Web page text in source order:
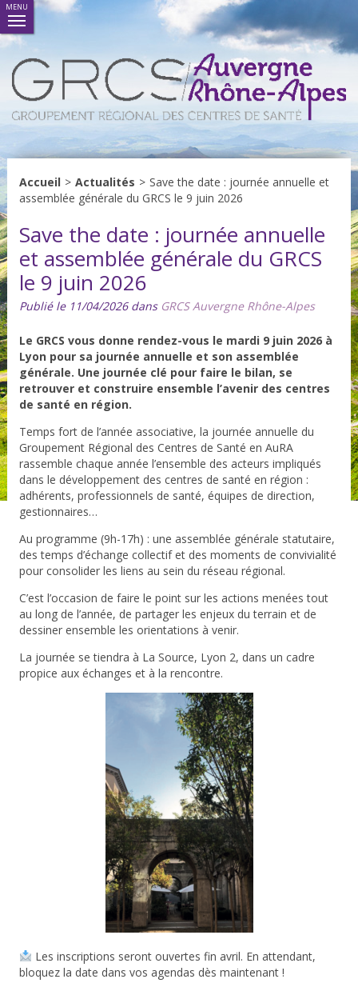
MENU
Accueil > Actualités > Save the date : journée annuelle et
assemblée générale du GRCS le 9 juin 2026
Save the date : journée annuelle
et assemblée générale du GRCS
le 9 juin 2026
Publié le 11/04/2026 dans GRCS Auvergne Rhône-Alpes
Le GRCS vous donne rendez-vous le mardi 9 juin 2026 à
Lyon pour sa journée annuelle et son assemblée
générale. Une journée clé pour faire le bilan, se
retrouver et construire ensemble l’avenir des centres
de santé en région.
Temps fort de l’année associative, la journée annuelle du
Groupement Régional des Centres de Santé en AuRA
rassemble chaque année l’ensemble des acteurs impliqués
dans le développement des centres de santé en région :
adhérents, professionnels de santé, équipes de direction,
gestionnaires…
Au programme (9h-17h) : une assemblée générale statutaire,
des temps d’échange collectif et des moments de convivialité
pour consolider les liens au sein du réseau régional.
C’est l’occasion de faire le point sur les actions menées tout
au long de l’année, de partager les enjeux du terrain et de
dessiner ensemble les orientations à venir.
La journée se tiendra à La Source, Lyon 2, dans un cadre
propice aux échanges et à la rencontre.
Les inscriptions seront ouvertes fin avril. En attendant,
bloquez la date dans vos agendas dès maintenant !